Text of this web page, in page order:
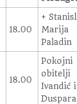
18.00
+
Marija
Paladin
18.00
Pokojni
obitelji
Ivandić i
Duspara